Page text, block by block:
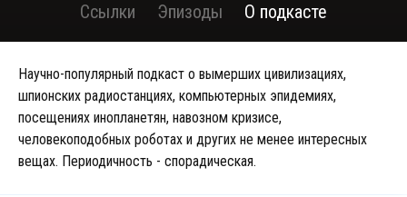
Ссылки Эпизоды О подкасте
Научно-популярный подкаст о вымерших цивилизациях,
шпионских радиостанциях, компьютерных эпидемиях,
посещениях инопланетян, навозном кризисе,
человекоподобных роботах и других не менее интересных
вещах. Периодичность - спорадическая.